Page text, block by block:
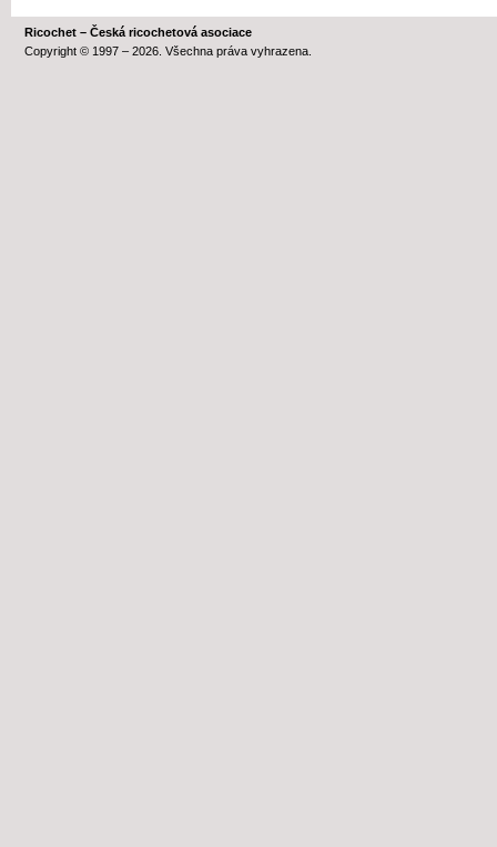
Ricochet – Česká ricochetová asociace
Copyright © 1997 – 2026. Všechna práva vyhrazena.